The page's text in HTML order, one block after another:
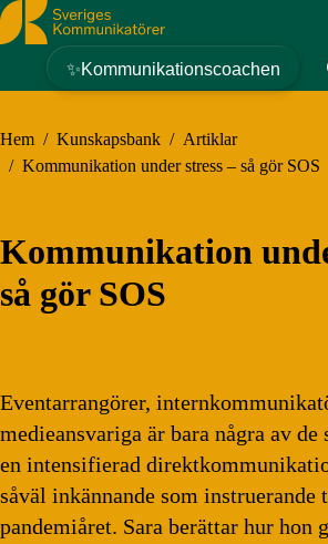
Sveriges Kommunikatörer
✨Kommunikationscoachen
Hem / Kunskapsbank / Artiklar
/ Kommunikation under stress – så gör SOS
Kommunikation
så gör SOS
Eventarrangörer,
medieansvariga är bara några av
en intensifierad
såväl inkännande som instruerande
pandemiåret. Sara berättar hur hon